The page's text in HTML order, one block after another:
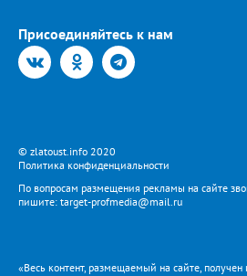
Присоединяйтесь к нам
© zlatoust.info 2020
Политика конфиденциальности
По вопросам размещения рекламы на сайте
пишите: target-profmedia@mail.ru
«Весь контент, размещаемый на сайте,